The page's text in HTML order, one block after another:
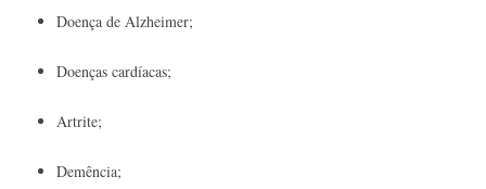
Doença de Alzheimer;
Doenças cardíacas;
Artrite;
Demência;